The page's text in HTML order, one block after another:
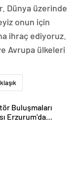
Dünya üzerinde
onun için
ihraç ediyoruz.
Avrupa ülkeleri
Buluşmaları
Erzurum’da